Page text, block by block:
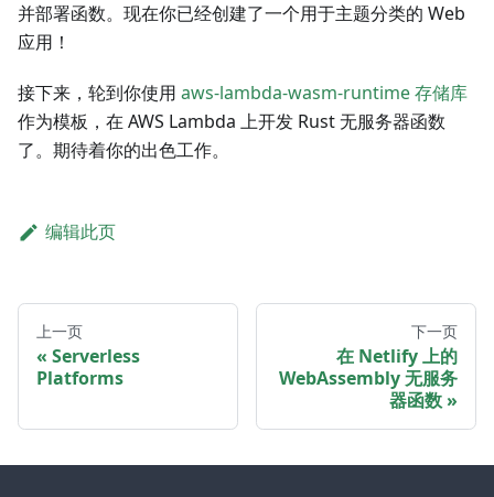
并部署函数。现在你已经创建了一个用于主题分类的 Web
应用！
接下来，轮到你使用 aws-lambda-wasm-runtime 存储库
作为模板，在 AWS Lambda 上开发 Rust 无服务器函数
了。期待着你的出色工作。
编辑此页
上一页
Serverless
Platforms
下一页
在 Netlify 上的
WebAssembly 无服务
器函数